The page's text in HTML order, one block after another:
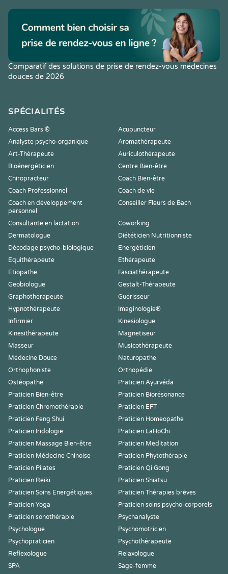
Comparatif des solutions de prise de rendez-vous médecines
douces de 2026
SPÉCIALITÉS
Access Bars ®
Acupuncteur
Analyste psycho-organique
Aromathérapeute
Art-Thérapeute
Auriculothérapeute
Bioénergéticien
Centre Bien-être
Chiropracteur
Coach Bien-être
Coach Professionnel
Coach de vie
Coach en développement
personnel
Conseiller Fleurs de Bach
Consultante en lactation
Coworking
Dermatologue
Diététicien Nutritionniste
Décodage psycho-biologique
Energéticien
Equithérapeute
Ethérapeute
Etiopathe
Fasciathérapeute
Geobiologue
Gestalt-Thérapeute
Graphothérapeute
Guérisseur
Hypnothérapeute
Imaginologie®
Infirmier
Kinesiologue
Kinesithérapeute
Magnetiseur
Masseur
Musicothérapeute
Médecine Douce
Naturopathe
Orthophoniste
Orthopédie
Ostéopathe
Praticien Ayurvéda
Praticien Bien-être
Praticien Biorésonance
Praticien Chromothérapie
Praticien EFT
Praticien Feng Shui
Praticien Homeopathe
Praticien Iridologie
Praticien LaHoChi
Praticien Massage Bien-être
Praticien Meditation
Praticien Médecine Chinoise
Praticien Phytothérapie
Praticien Pilates
Praticien Qi Gong
Praticien Reiki
Praticien Shiatsu
Praticien Soins Energétiques
Praticien Thérapies brèves
Praticien Yoga
Praticien soins psycho-corporels
Praticien sonothérapie
Psychanalyste
Psychologue
Psychomotricien
Psychopraticien
Psychothérapeute
Reflexologue
Relaxologue
SPA
Sage-femme